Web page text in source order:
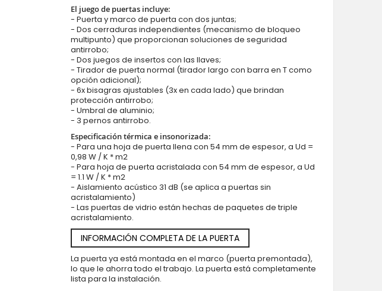
El juego de puertas incluye:
- Puerta y marco de puerta con dos juntas;
- Dos cerraduras independientes (mecanismo de bloqueo
multipunto) que proporcionan soluciones de seguridad
antirrobo;
- Dos juegos de insertos con las llaves;
- Tirador de puerta normal (tirador largo con barra en T como
opción adicional);
- 6x bisagras ajustables (3x en cada lado) que brindan
protección antirrobo;
- Umbral de aluminio;
- 3 pernos antirrobo.
Especificación térmica e insonorizada:
- Para una hoja de puerta llena con 54 mm de espesor, a Ud =
0,98 W / K * m2
- Para hoja de puerta acristalada con 54 mm de espesor, a Ud
= 1.1 W / K * m2
- Aislamiento acústico 31 dB (se aplica a puertas sin
acristalamiento)
- Las puertas de vidrio están hechas de paquetes de triple
acristalamiento.
INFORMACIÓN COMPLETA DE LA PUERTA
La puerta ya está montada en el marco (puerta premontada),
lo que le ahorra todo el trabajo. La puerta está completamente
lista para la instalación.